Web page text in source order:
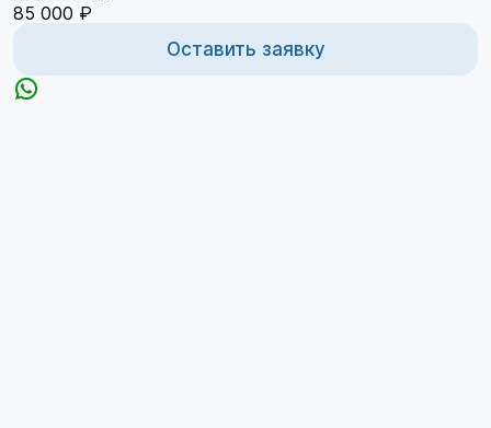
85 000 ₽
Оставить заявку